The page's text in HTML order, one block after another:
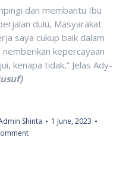
dan membantu Ibu
dulu, Masyarakat
saya cukup baik dalam
kepercayaan
kenapa tidak,” Jelas Ady-
Shinta
1 June, 2023